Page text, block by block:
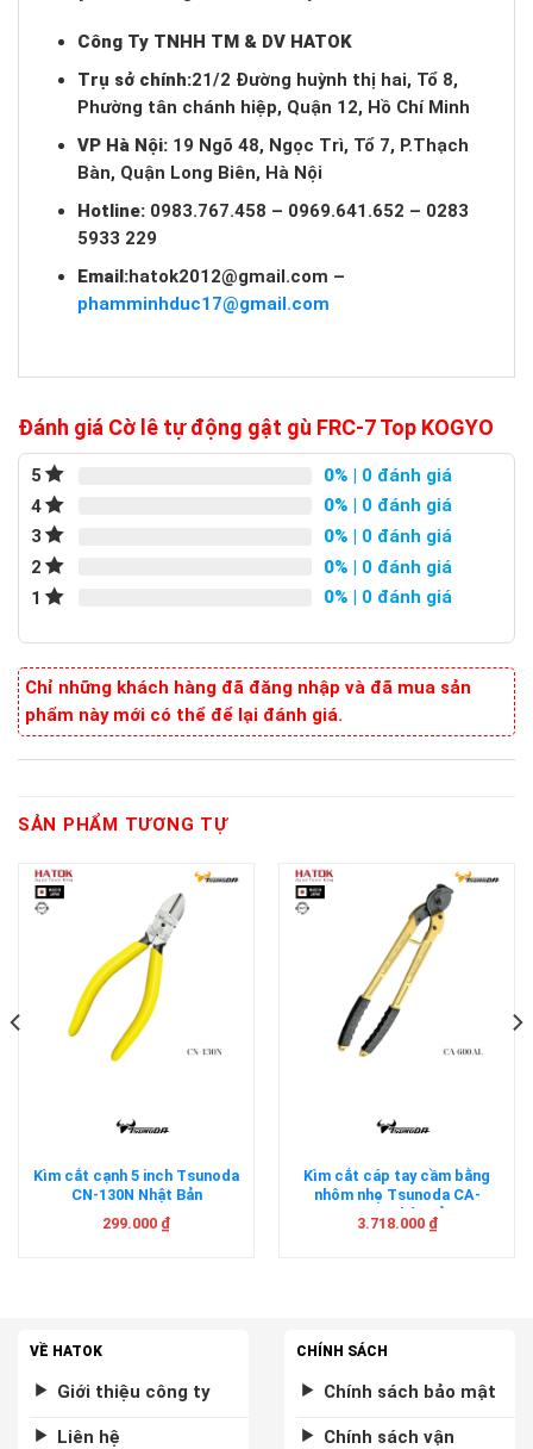
Công Ty TNHH TM & DV HATOK
Trụ sở chính:21/2 Đường huỳnh thị hai, Tổ 8,
Phường tân chánh hiệp, Quận 12, Hồ Chí Minh
VP Hà Nội: 19 Ngõ 48, Ngọc Trì, Tổ 7, P.Thạch
Bàn, Quận Long Biên, Hà Nội
Hotline: 0983.767.458 – 0969.641.652 – 0283
5933 229
Email:hatok2012@gmail.com –
phamminhduc17@gmail.com
Đánh giá Cờ lê tự động gật gù FRC-7 Top KOGYO
5 0% | 0 đánh giá
4
0% | 0 đánh giá
3
0% | 0 đánh giá
2
0% | 0 đánh giá
1
0% | 0 đánh giá
Chỉ những khách hàng đã đăng nhập và đã mua sản
phẩm này mới có thể để lại đánh giá.
SẢN PHẨM TƯƠNG TỰ
Kìm cắt cạnh 5 inch Tsunoda
CN-130N Nhật Bản
299.000 ₫
Kìm cắt cáp tay cầm bằng
nhôm nhẹ Tsunoda CA-
600AL Nhật Bản
3.718.000 ₫
VỀ HATOK
Giới thiệu công ty
Liên hệ
CHÍNH SÁCH
Chính sách bảo mật
Chính sách vận